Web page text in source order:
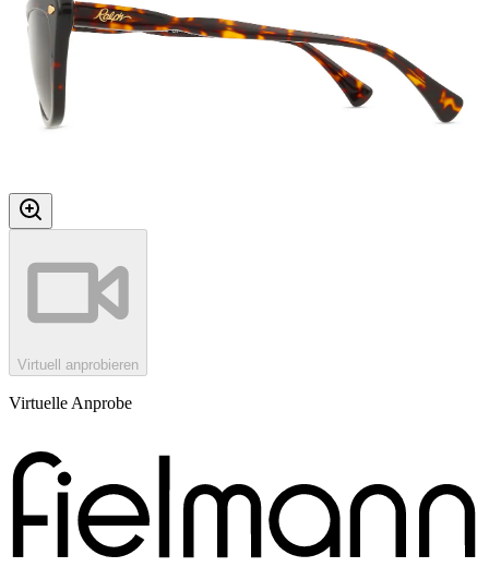
Virtuell anprobieren
Virtuelle Anprobe